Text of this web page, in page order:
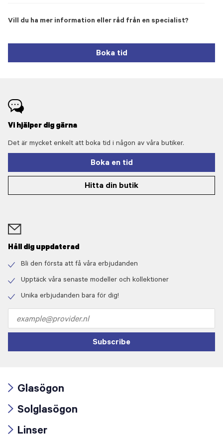
Vill du ha mer information eller råd från en specialist?
Boka tid
Vi hjälper dig gärna
Det är mycket enkelt att boka tid i någon av våra butiker.
Boka en tid
Hitta din butik
Håll dig uppdaterad
icon
Bli den första att få våra erbjudanden
icon
Upptäck våra senaste modeller och kollektioner
Unika erbjudanden bara för dig!
address
Subscribe
icon
Glasögon
icon
Solglasögon
Linser